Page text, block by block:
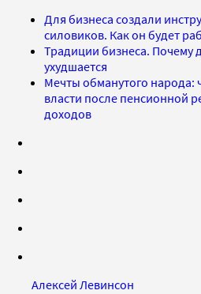
Для бизнеса создали
силовиков. Как он будет
Традиции бизнеса. Почему
ухудшается
Мечты обманутого народа:
власти после пенсионной
доходов
Алексей Левинсон